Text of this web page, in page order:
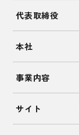
代表取締役
本社
事業内容
サイト